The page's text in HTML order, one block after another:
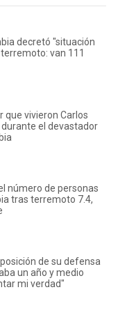
decretó "situación
van 111
que vivieron Carlos
durante el devastador
número de personas
tras terremoto 7.4,
de su defensa
un año y medio
mi verdad"